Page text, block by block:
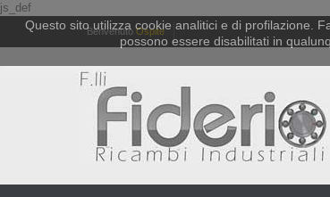
js_def
BenvenutoOspite
Questo sito utilizza cookie analitici e di profilazione.
possono essere disabilitati in